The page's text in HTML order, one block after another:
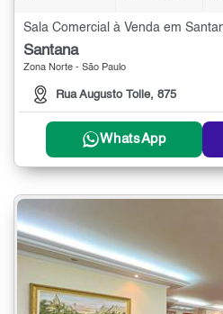
Sala Comercial à Venda em
Santana
Zona Norte - São Paulo
Rua Augusto Tolle, 875
WhatsApp